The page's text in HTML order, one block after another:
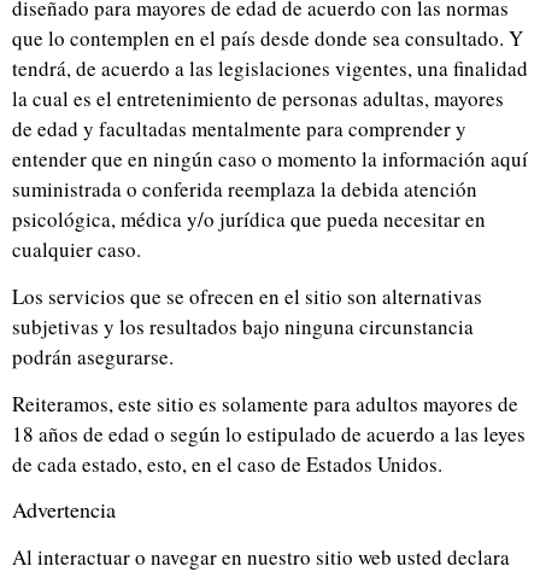
diseñado para mayores de edad de acuerdo con las normas
que lo contemplen en el país desde donde sea consultado. Y
tendrá, de acuerdo a las legislaciones vigentes, una finalidad
la cual es el entretenimiento de personas adultas, mayores
de edad y facultadas mentalmente para comprender y
entender que en ningún caso o momento la información aquí
suministrada o conferida reemplaza la debida atención
psicológica, médica y/o jurídica que pueda necesitar en
cualquier caso.
Los servicios que se ofrecen en el sitio son alternativas
subjetivas y los resultados bajo ninguna circunstancia
podrán asegurarse.
Reiteramos, este sitio es solamente para adultos mayores de
18 años de edad o según lo estipulado de acuerdo a las leyes
de cada estado, esto, en el caso de Estados Unidos.
Advertencia
Al interactuar o navegar en nuestro sitio web usted declara